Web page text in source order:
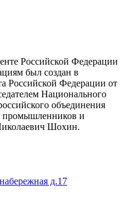
Российской Федерации
был создан в
Российской Федерации от
Национального
объединения
промышленников и
Шохин.
д.17